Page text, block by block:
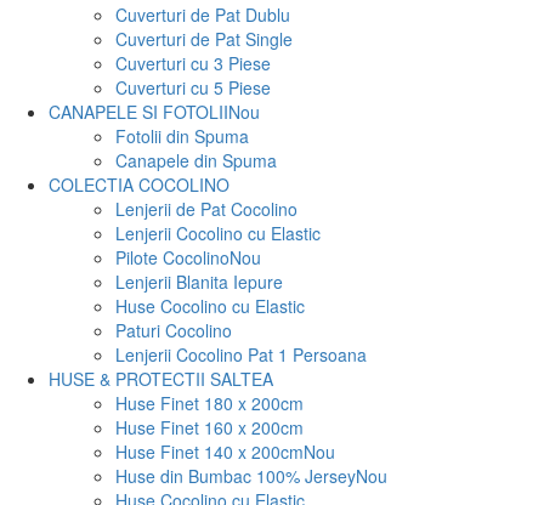
Cuverturi de Pat Dublu
Cuverturi de Pat Single
Cuverturi cu 3 Piese
Cuverturi cu 5 Piese
CANAPELE SI FOTOLIINou
Fotolii din Spuma
Canapele din Spuma
COLECTIA COCOLINO
Lenjerii de Pat Cocolino
Lenjerii Cocolino cu Elastic
Pilote CocolinoNou
Lenjerii Blanita Iepure
Huse Cocolino cu Elastic
Paturi Cocolino
Lenjerii Cocolino Pat 1 Persoana
HUSE & PROTECTII SALTEA
Huse Finet 180 x 200cm
Huse Finet 160 x 200cm
Huse Finet 140 x 200cmNou
Huse din Bumbac 100% JerseyNou
Huse Cocolino cu Elastic